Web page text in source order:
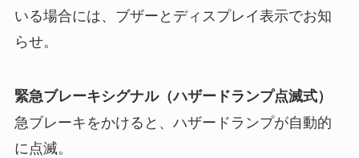
いる場合には、ブザーとディスプレイ表示でお知
らせ。
緊急ブレーキシグナル（ハザードランプ点滅式）
急ブレーキをかけると、ハザードランプが自動的
に点滅。